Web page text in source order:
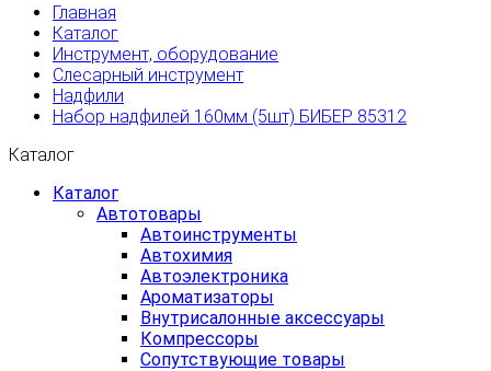
Главная
Каталог
Инструмент, оборудование
Слесарный инструмент
Надфили
Набор надфилей 160мм (5шт) БИБЕР 85312
Каталог
Каталог
Автотовары
Автоинструменты
Автохимия
Автоэлектроника
Ароматизаторы
Внутрисалонные аксессуары
Компрессоры
Сопутствующие товары